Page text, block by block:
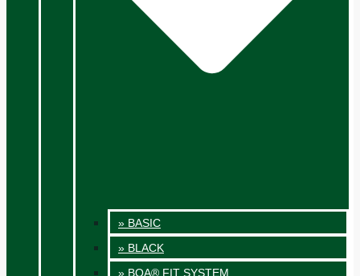
» BASIC
» BLACK
» BOA® FIT SYSTEM